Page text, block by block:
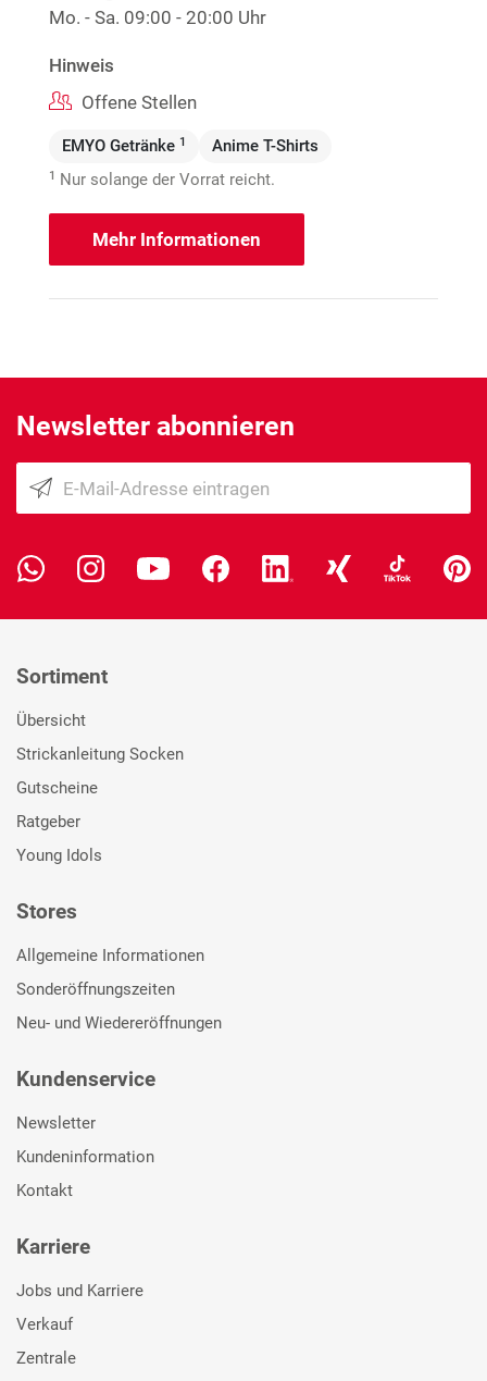
Mo. - Sa. 09:00 - 20:00 Uhr
Hinweis
Offene Stellen
EMYO Getränke 1 Anime T-Shirts
1 Nur solange der Vorrat reicht.
Mehr Informationen
Newsletter abonnieren
Sortiment
Übersicht
Strickanleitung Socken
Gutscheine
Ratgeber
Young Idols
Stores
Allgemeine Informationen
Sonderöffnungszeiten
Neu- und Wiedereröffnungen
Kundenservice
Newsletter
Kundeninformation
Kontakt
Karriere
Jobs und Karriere
Verkauf
Zentrale